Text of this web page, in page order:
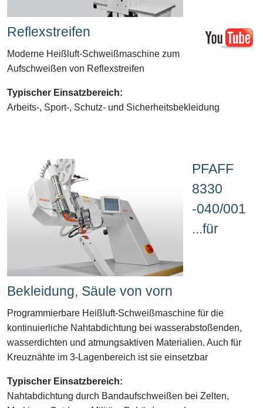
Reflexstreifen
Moderne Heißluft-Schweißmaschine zum
Aufschweißen von Reflexstreifen
Typischer Einsatzbereich:
Arbeits-, Sport-, Schutz- und Sicherheitsbekleidung
PFAFF
8330
-040/001
...für
Bekleidung, Säule von vorn
Programmierbare Heißluft-Schweißmaschine für die
kontinuierliche Nahtabdichtung bei wasserabstoßenden,
wasserdichten und atmungsaktiven Materialien. Auch für
Kreuznähte im 3-Lagenbereich ist sie einsetzbar
Typischer Einsatzbereich:
Nahtabdichtung durch Bandaufschweißen bei Zelten,